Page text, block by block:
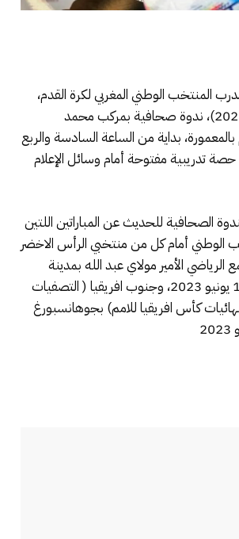
المنتخب الوطني المغربي لكرة القدم،
السبت (10 يونيو 2023)، ندوة صحافية بمركب محمد
بداية من الساعة السادسة والربع
تدريبية مفتوحة أمام وسائل الإعلام
الصحافية للحديث عن المباراتين اللتين
أمام كل من منتخبي الرأس الاخضر
الأمير مولاي عبد الله بمدينة
الرباط يوم الاثنين 12 يونيو 2023، وجنوب افريقيا ( التصفيات
كأس افريقيا للامم) بجوهانسبورغ